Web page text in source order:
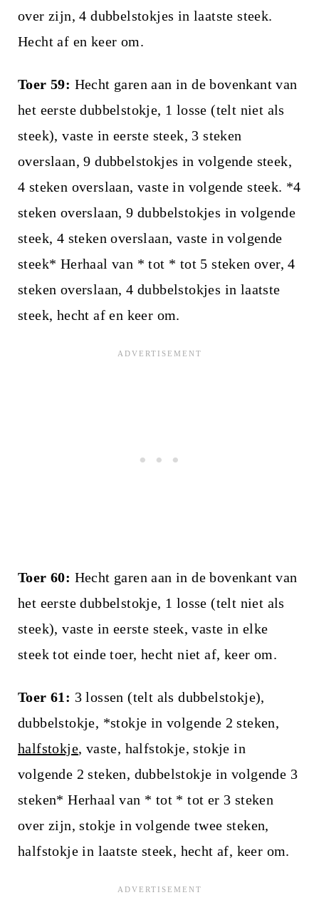
over zijn, 4 dubbelstokjes in laatste steek.
Hecht af en keer om.
Toer 59: Hecht garen aan in de bovenkant van
het eerste dubbelstokje, 1 losse (telt niet als
steek), vaste in eerste steek, 3 steken
overslaan, 9 dubbelstokjes in volgende steek,
4 steken overslaan, vaste in volgende steek. *4
steken overslaan, 9 dubbelstokjes in volgende
steek, 4 steken overslaan, vaste in volgende
steek* Herhaal van * tot * tot 5 steken over, 4
steken overslaan, 4 dubbelstokjes in laatste
steek, hecht af en keer om.
Toer 60: Hecht garen aan in de bovenkant van
het eerste dubbelstokje, 1 losse (telt niet als
steek), vaste in eerste steek, vaste in elke
steek tot einde toer, hecht niet af, keer om.
Toer 61: 3 lossen (telt als dubbelstokje),
dubbelstokje, *stokje in volgende 2 steken,
halfstokje, vaste, halfstokje, stokje in
volgende 2 steken, dubbelstokje in volgende 3
steken* Herhaal van * tot * tot er 3 steken
over zijn, stokje in volgende twee steken,
halfstokje in laatste steek, hecht af, keer om.